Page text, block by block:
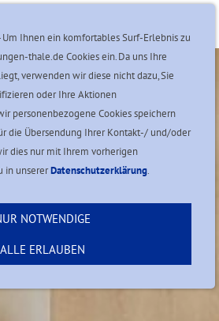
Um Ihnen ein komfortables Surf-Erlebnis zu
thale.de Cookies ein. Da uns Ihre
verwenden wir diese nicht dazu, Sie
oder Ihre Aktionen
personenbezogene Cookies speichern
die Übersendung Ihrer Kontakt-/ und/oder
dies nur mit Ihrem vorherigen
in unsererDatenschutzerklärung.
NOTWENDIGE
ALLE ERLAUBEN